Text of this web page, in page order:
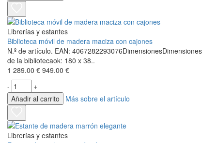
Librerías y estantes
Biblioteca móvil de madera maciza con cajones
N.º de artículo. EAN: 4067282293076DimensionesDimensiones
de la bibliotecaok: 180 x 38..
1 289.00 € 949.00 €
-
+
Añadir al carrito
Más sobre el artículo
Librerías y estantes